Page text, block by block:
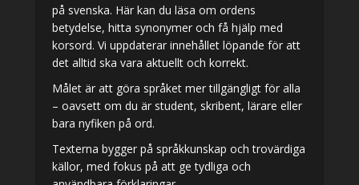
på svenska. Här kan du läsa om ordens
betydelse, hitta synonymer och få hjälp med
korsord. Vi uppdaterar innehållet löpande för att
det alltid ska vara aktuellt och korrekt.
Målet är att göra språket mer tillgängligt för alla
– oavsett om du är student, skribent, lärare eller
bara nyfiken på ord.
Texterna bygger på språkkunskap och trovärdiga
källor, med fokus på att ge tydliga och